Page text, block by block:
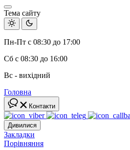
Тема сайту
Пн-Пт с 08:30 до 17:00
Сб с 08:30 до 16:00
Вс - вихідний
Головна
Контакти
Дивилися
Закладки
Порівняння